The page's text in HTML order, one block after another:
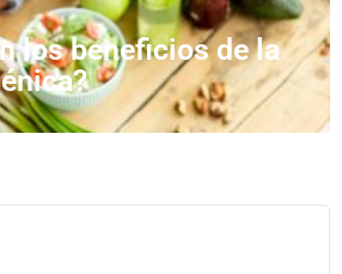
los beneficios de la